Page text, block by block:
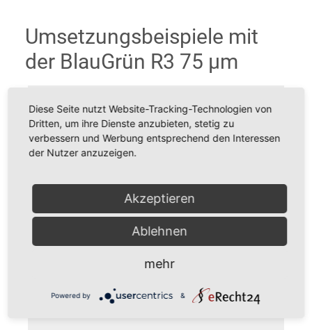
Umsetzungsbeispiele mit
der BlauGrün R3 75 µm
Diese Seite nutzt Website-Tracking-Technologien von
Dritten, um ihre Dienste anzubieten, stetig zu
verbessern und Werbung entsprechend den Interessen
der Nutzer anzuzeigen.
Akzeptieren
Ablehnen
mehr
Powered by &